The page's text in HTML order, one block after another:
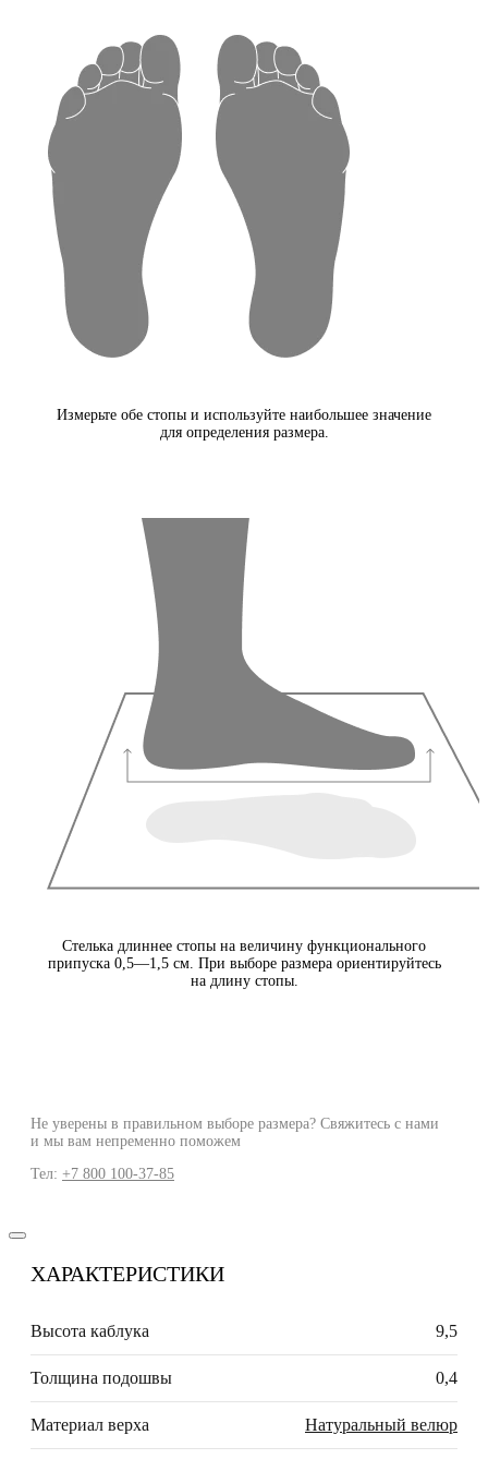
Измерьте обе стопы и используйте наибольшее значение
для определения размера.
Стелька длиннее стопы на величину функционального
припуска 0,5—1,5 см. При выборе размера ориентируйтесь
на длину стопы.
Не уверены в правильном выборе размера? Свяжитесь с нами
и мы вам непременно поможем
Тел: +7 800 100-37-85
ХАРАКТЕРИСТИКИ
Высота каблука 9,5
Толщина подошвы 0,4
Материал верха Натуральный велюр